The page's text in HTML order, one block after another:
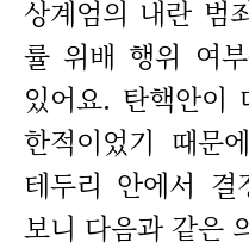
상계엄의 내란 범
률 위배 행위 여
있어요. 탄핵안이
한적이었기 때문
테두리 안에서 결
보니 다음과 같은